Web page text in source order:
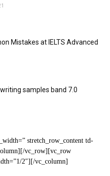
Mistakes at IELTS Advanced
writing samples band 7.0
stretch_row_content td-
vc_row][vc_row
2″][/vc_column]